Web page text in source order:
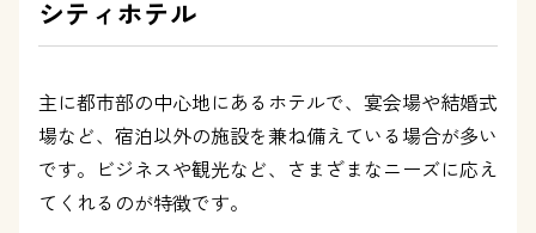
シティホテル
主に都市部の中心地にあるホテルで、宴会場や結婚式
場など、宿泊以外の施設を兼ね備えている場合が多い
です。ビジネスや観光など、さまざまなニーズに応え
てくれるのが特徴です。